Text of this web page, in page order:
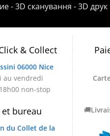
- 3D сканування - 3D друк
& Collect
06000 Nice
au vendredi
non-stop
bureau
du Collet de la
🚚